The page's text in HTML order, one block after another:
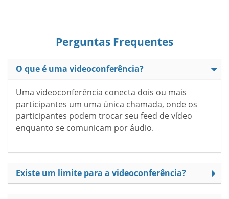
Perguntas Frequentes
O que é uma videoconferência?
Uma videoconferência conecta dois ou mais
participantes um uma única chamada, onde os
participantes podem trocar seu feed de vídeo
enquanto se comunicam por áudio.
Existe um limite para a videoconferência?